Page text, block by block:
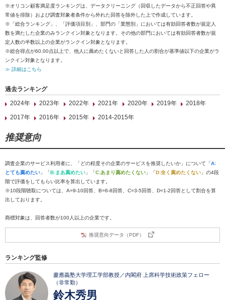
※オリコン顧客満足度ランキングは、データクリーニング（回収したデータから不正回答や異
常値を排除）および調査対象者条件から外れた回答を除外した上で作成しています。
※「総合ランキング」、「評価項目別」、部門の「業態別」においては有効回答者数が規定人
数を満たした企業のみランクイン対象となります。その他の部門においては有効回答者数が規
定人数の半数以上の企業がランクイン対象となります。
※総合得点が60.00点以上で、他人に薦めたくないと回答した人の割合が基準値以下の企業がラ
ンクイン対象となります。
≫ 詳細はこちら
過去ランキング
2024年
2023年 2022年 2021年 2020年 2019年
2018年
2017年
2016年 2015年 2014-2015年
推奨意向
調査企業のサービス利用者に、「どの程度その企業のサービスを推奨したいか」について「A:
とても薦めたい 」「B:まあ薦めたい 」「C:あまり薦めたくない 」「D:全く薦めたくない 」の4段
階で評価をしてもらい比率を算出しています。
※10段階聴取については、A=9-10回答、B=6-8回答、C=3-5回答、D=1-2回答として割合を算
出しております。
商標対象は、回答者数が100人以上の企業です。
推奨意向データ（PDF）
ランキング監修
慶應義塾大学理工学部教授／内閣府 上席科学技術政策フェロー
（非常勤）
鈴木秀男